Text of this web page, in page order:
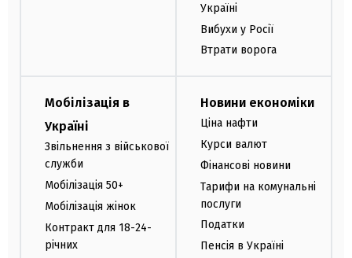
Україні
Вибухи у Росії
Втрати ворога
Мобілізація в
Україні
Звільнення з військової
служби
Мобілізація 50+
Мобілізація жінок
Контракт для 18-24-
річних
Новини економіки
Ціна нафти
Курси валют
Фінансові новини
Тарифи на комунальні
послуги
Податки
Пенсія в Україні